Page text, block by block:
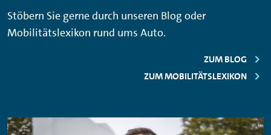
Stöbern Sie gerne durch unseren Blog oder
Mobilitätslexikon rund ums Auto.
ZUM BLOG
ZUM MOBILITÄTSLEXIKON